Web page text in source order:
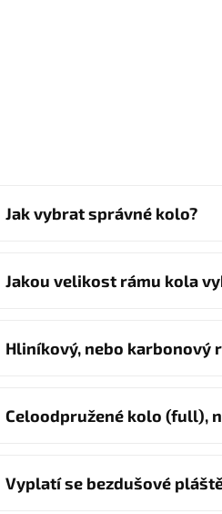
Jak vybrat správné kolo?
Jakou velikost rámu kola
Hliníkový, nebo karbonový
Celoodpružené kolo (full),
Vyplatí se bezdušové